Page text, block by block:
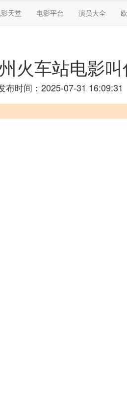
天堂 电影平台 演员大全
火车站电影叫
布时间：2025-07-31 16:09:31